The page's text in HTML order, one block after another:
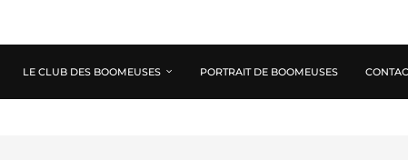
LE CLUB DES BOOMEUSES PORTRAIT DE BOOMEUSES